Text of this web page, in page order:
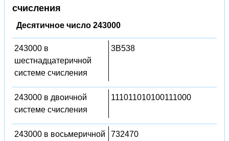
счисления
Десятичное число 243000
243000 в
шестнадцатеричной
системе счисления
3B538
243000 в двоичной
системе счисления
111011010100111000
243000 в восьмеричной
732470